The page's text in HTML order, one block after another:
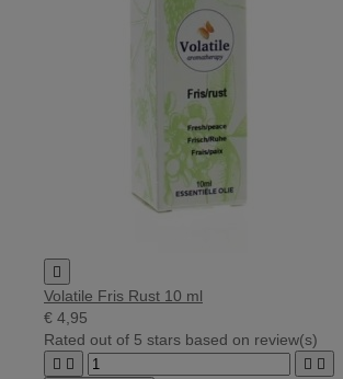

Volatile Fris Rust 10 ml
€ 4,95
Rated out of 5 stars based on review(s)
   